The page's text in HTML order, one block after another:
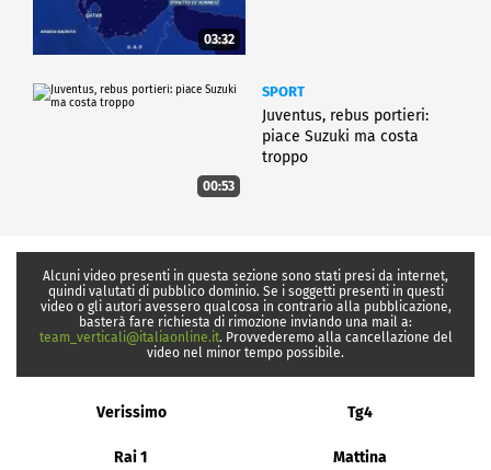
03:32
00:53
SPORT
Juventus, rebus portieri:
piace Suzuki ma costa
troppo
Alcuni video presenti in questa sezione sono stati presi da internet,
quindi valutati di pubblico dominio. Se i soggetti presenti in questi
video o gli autori avessero qualcosa in contrario alla pubblicazione,
basterà fare richiesta di rimozione inviando una mail a:
team_verticali@italiaonline.it. Provvederemo alla cancellazione del
video nel minor tempo possibile.
Verissimo Tg4
Rai 1 Mattina